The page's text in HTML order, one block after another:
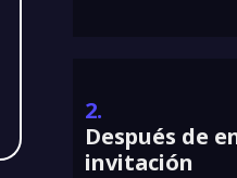
2.
Después de
invitación